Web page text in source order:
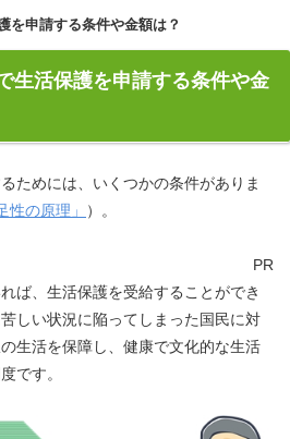
を申請する条件や金額は？
生活保護を申請する条件や金
ためには、いくつかの条件がありま
の原理」 ）。
PR
ば、生活保護を受給することができ
しい状況に陥ってしまった国民に対
生活を保障し、健康で文化的な生活
です。